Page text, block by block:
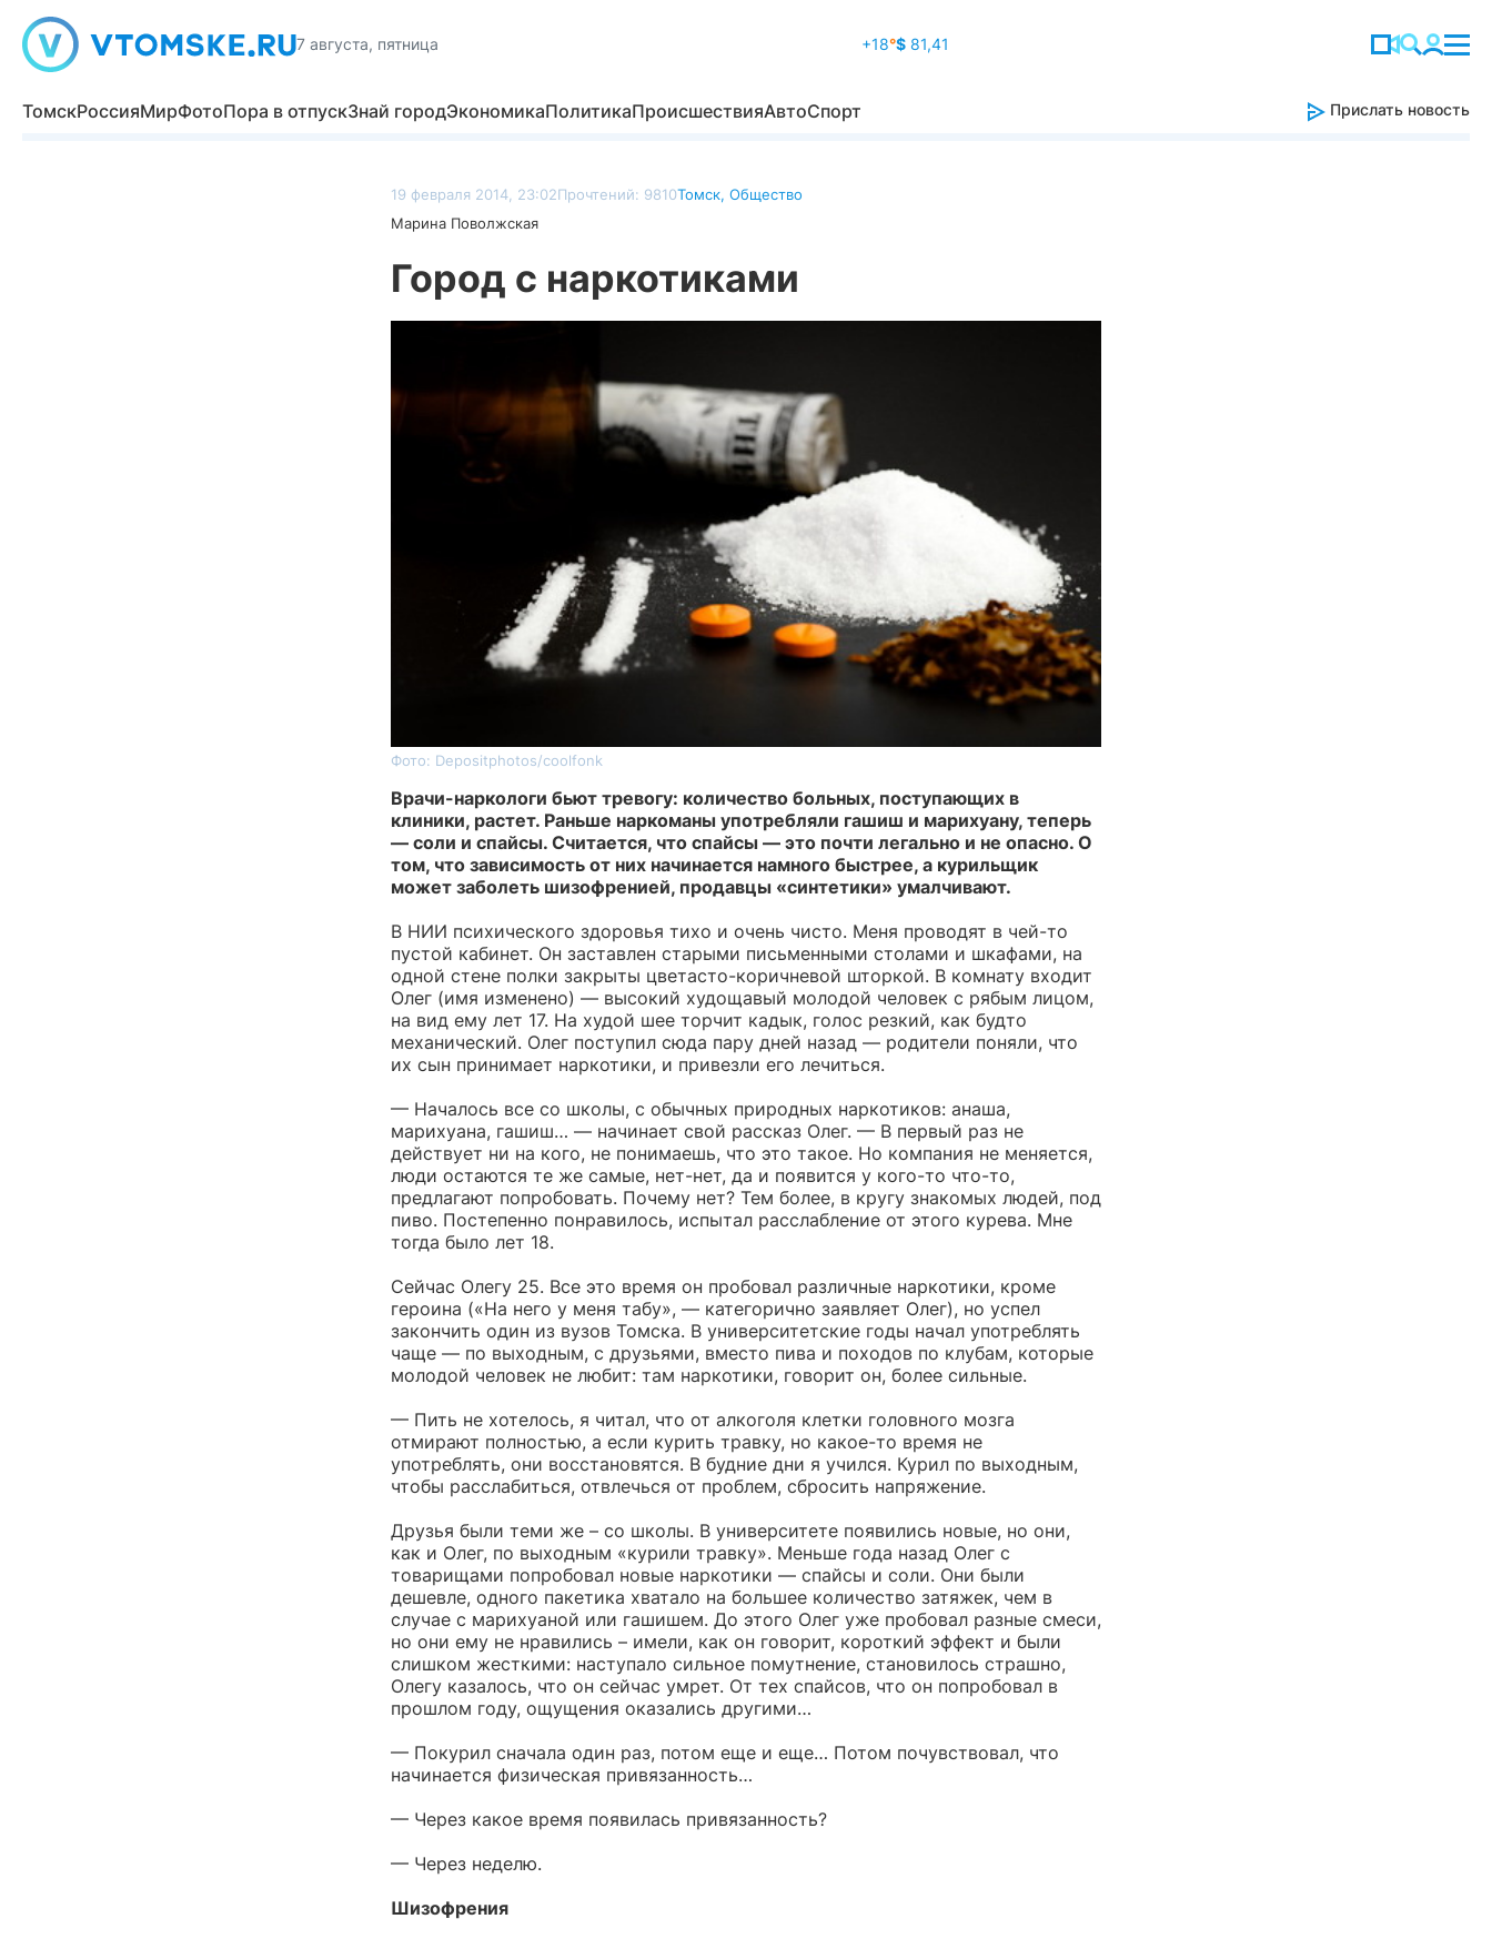
7 августа, пятница +18°$81,41
ТомскРоссияМирФотоПора в отпускЗнай городЭкономикаПолитикаПроисшествияАвтоСпорт Прислать новость
19 февраля 2014, 23:02Прочтений: 9810Томск, Общество
Марина Поволжская
Город с наркотиками
Фото: Depositphotos/coolfonk
Врачи-наркологи бьют тревогу: количество больных, поступающих в
клиники, растет. Раньше наркоманы употребляли гашиш и марихуану, теперь
— соли и спайсы. Считается, что спайсы — это почти легально и не опасно. О
том, что зависимость от них начинается намного быстрее, а курильщик
может заболеть шизофренией, продавцы «синтетики» умалчивают.
В НИИ психического здоровья тихо и очень чисто. Меня проводят в чей-то
пустой кабинет. Он заставлен старыми письменными столами и шкафами, на
одной стене полки закрыты цветасто-коричневой шторкой. В комнату входит
Олег (имя изменено) — высокий худощавый молодой человек с рябым лицом,
на вид ему лет 17. На худой шее торчит кадык, голос резкий, как будто
механический. Олег поступил сюда пару дней назад — родители поняли, что
их сын принимает наркотики, и привезли его лечиться.
— Началось все со школы, с обычных природных наркотиков: анаша,
марихуана, гашиш… — начинает свой рассказ Олег. — В первый раз не
действует ни на кого, не понимаешь, что это такое. Но компания не меняется,
люди остаются те же самые, нет-нет, да и появится у кого-то что-то,
предлагают попробовать. Почему нет? Тем более, в кругу знакомых людей, под
пиво. Постепенно понравилось, испытал расслабление от этого курева. Мне
тогда было лет 18.
Сейчас Олегу 25. Все это время он пробовал различные наркотики, кроме
героина («На него у меня табу», — категорично заявляет Олег), но успел
закончить один из вузов Томска. В университетские годы начал употреблять
чаще — по выходным, с друзьями, вместо пива и походов по клубам, которые
молодой человек не любит: там наркотики, говорит он, более сильные.
— Пить не хотелось, я читал, что от алкоголя клетки головного мозга
отмирают полностью, а если курить травку, но какое-то время не
употреблять, они восстановятся. В будние дни я учился. Курил по выходным,
чтобы расслабиться, отвлечься от проблем, сбросить напряжение.
Друзья были теми же – со школы. В университете появились новые, но они,
как и Олег, по выходным «курили травку». Меньше года назад Олег с
товарищами попробовал новые наркотики — спайсы и соли. Они были
дешевле, одного пакетика хватало на большее количество затяжек, чем в
случае с марихуаной или гашишем. До этого Олег уже пробовал разные смеси,
но они ему не нравились – имели, как он говорит, короткий эффект и были
слишком жесткими: наступало сильное помутнение, становилось страшно,
Олегу казалось, что он сейчас умрет. От тех спайсов, что он попробовал в
прошлом году, ощущения оказались другими…
— Покурил сначала один раз, потом еще и еще… Потом почувствовал, что
начинается физическая привязанность…
— Через какое время появилась привязанность?
— Через неделю.
Шизофрения